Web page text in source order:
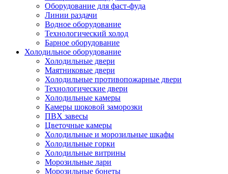
Оборудование для фаст-фуда
Линии раздачи
Водное оборудование
Технологический холод
Барное оборудование
Холодильное оборудование
Холодильные двери
Маятниковые двери
Холодильные противопожарные двери
Технологические двери
Холодильные камеры
Камеры шоковой заморозки
ПВХ завесы
Цветочные камеры
Холодильные и морозильные шкафы
Холодильные горки
Холодильные витрины
Морозильные лари
Морозильные бонеты